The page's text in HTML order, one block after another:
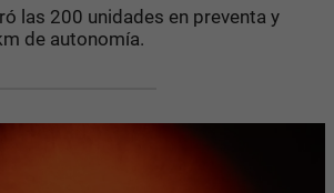
las 200 unidades en preventa y
de autonomía.